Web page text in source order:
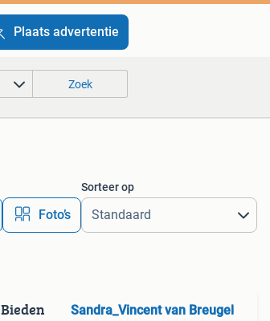
Plaats advertentie
Zoek
Foto’s
Sorteer op
Bieden Sandra_Vincent van Breugel